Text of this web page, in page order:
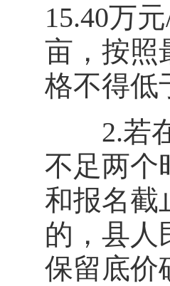
15.40万
亩，按照
格不得低
2.若在
不足两个
和报名截
的，县人
保留底价